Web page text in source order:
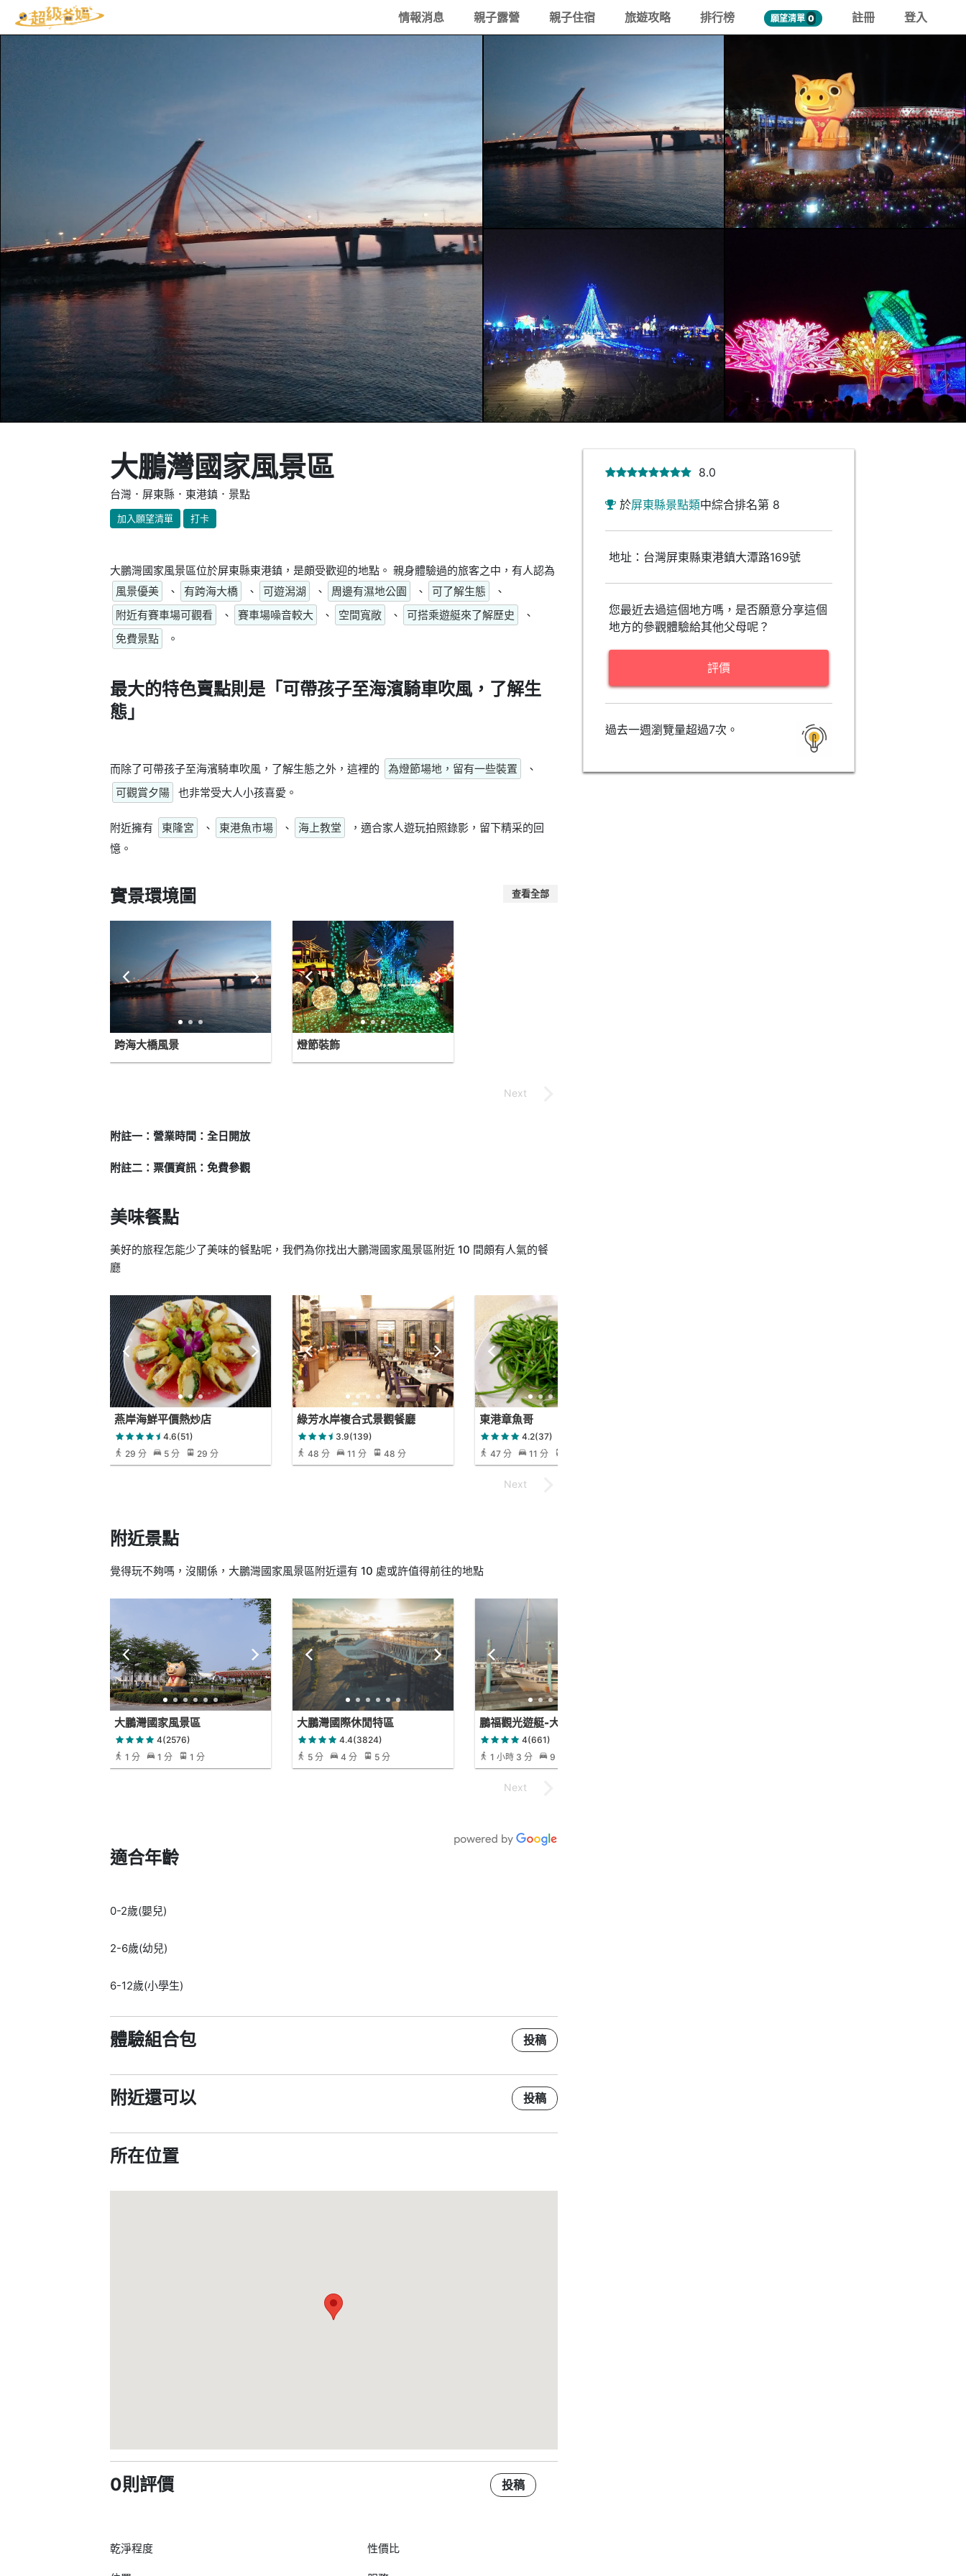
情報消息 親子露營 親子住宿 旅遊攻略 排行榜 願望清單 0 註冊 登入
大鵬灣國家風景區
台灣．屏東縣．東港鎮．景點
加入願望清單 打卡
大鵬灣國家風景區位於屏東縣東港鎮，是頗受歡迎的地點。 親身體驗過的旅客之中，有人認為
風景優美
、 有跨海大橋 、 可遊潟湖 、 周邊有濕地公園 、 可了解生態
、
附近有賽車場可觀看
、 賽車場噪音較大 、 空間寬敞 、 可搭乘遊艇來了解歷史
、
免費景點
。
最大的特色賣點則是「可帶孩子至海濱騎車吹風，了解生
態」
而除了可帶孩子至海濱騎車吹風，了解生態之外，這裡的 為燈節場地，留有一些裝置
、
可觀賞夕陽
也非常受大人小孩喜愛。
附近擁有 東隆宮 、 東港魚市場 、 海上教堂
，適合家人遊玩拍照錄影，留下精采的回
憶。
實景環境圖 查看全部
跨海大橋風景 燈節裝飾
附註一：營業時間：全日開放
附註二：票價資訊：免費參觀
美味餐點
美好的旅程怎能少了美味的餐點呢，我們為你找出大鵬灣國家風景區附近 10 間頗有人氣的餐
廳
燕岸海鮮平價熱炒店
4.6(51)
29 分
5 分 29 分
綠芳水岸複合式景觀餐廳
3.9(139)
48 分
11 分 48 分
東港章魚哥
4.2(37)
47 分
11 分
附近景點
覺得玩不夠嗎，沒關係，大鵬灣國家風景區附近還有 10 處或許值得前往的地點
大鵬灣國家風景區
4(2576)
1 分
1 分 1 分
大鵬灣國際休閒特區
4.4(3824)
5 分
4 分 5 分
鵬福觀光遊艇-大鵬灣濱灣公園
售票處
4(661)
1 小時 3 分
9 分
適合年齡
0-2歲(嬰兒)
2-6歲(幼兒)
6-12歲(小學生)
體驗組合包 投稿
附近還可以 投稿
所在位置
0則評價 投稿
乾淨程度 性價比
8.0
於屏東縣景點類中綜合排名第 8
地址：台灣屏東縣東港鎮大潭路169號
您最近去過這個地方嗎，是否願意分享這個
地方的參觀體驗給其他父母呢？
評價
過去一週瀏覽量超過7次。